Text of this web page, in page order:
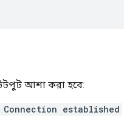
আশা করা হবে:
Connection established